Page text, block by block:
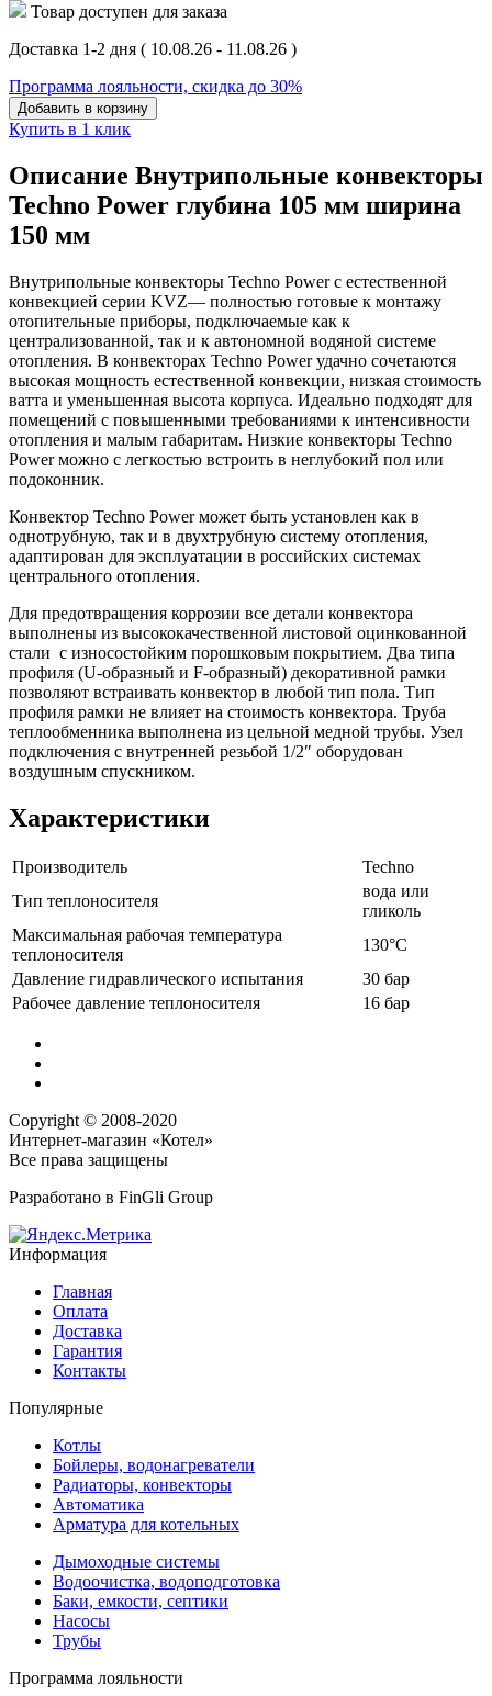
Товар доступен для заказа
Доставка 1-2 дня ( 10.08.26 - 11.08.26 )
Программа лояльности, скидка до 30%
Добавить в корзину
Купить в 1 клик
Описание Внутрипольные конвекторы
Techno Power глубина 105 мм ширина
150 мм
Внутрипольные конвекторы Techno Power с естественной
конвекцией серии KVZ— полностью готовые к монтажу
отопительные приборы, подключаемые как к
централизованной, так и к автономной водяной системе
отопления. В конвекторах Techno Power удачно сочетаются
высокая мощность естественной конвекции, низкая стоимость
ватта и уменьшенная высота корпуса. Идеально подходят для
помещений с повышенными требованиями к интенсивности
отопления и малым габаритам. Низкие конвекторы Techno
Power можно с легкостью встроить в неглубокий пол или
подоконник.
Конвектор Techno Power может быть установлен как в
однотрубную, так и в двухтрубную систему отопления,
адаптирован для эксплуатации в российских системах
центрального отопления.
Для предотвращения коррозии все детали конвектора
выполнены из высококачественной листовой оцинкованной
стали с износостойким порошковым покрытием. Два типа
профиля (U-образный и F-образный) декоративной рамки
позволяют встраивать конвектор в любой тип пола. Тип
профиля рамки не влияет на стоимость конвектора. Труба
теплообменника выполнена из цельной медной трубы. Узел
подключения с внутренней резьбой 1/2″ оборудован
воздушным спускником.
Характеристики
Производитель
Techno
Тип теплоносителя
вода или
гликоль
Максимальная рабочая температура
теплоносителя
130°С
Давление гидравлического испытания
30 бар
Рабочее давление теплоносителя
16 бар
Copyright © 2008-2020
Интернет-магазин «Котел»
Все права защищены
Разработано в FinGli Group
Информация
Главная
Оплата
Доставка
Гарантия
Контакты
Популярные
Котлы
Бойлеры, водонагреватели
Радиаторы, конвекторы
Автоматика
Арматура для котельных
Дымоходные системы
Водоочистка, водоподготовка
Баки, емкости, септики
Насосы
Трубы
Программа лояльности